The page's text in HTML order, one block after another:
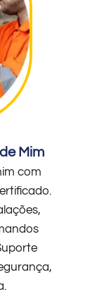
Mim
com